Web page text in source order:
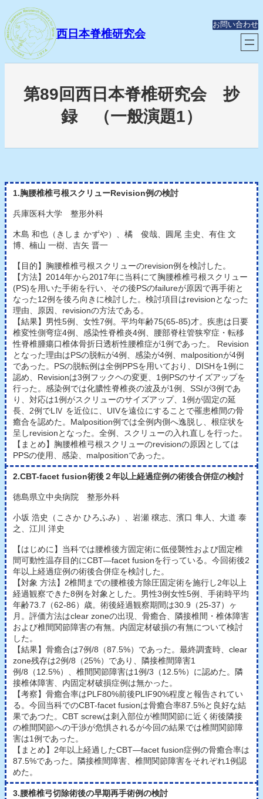
容
を
ス
キ
ッ
西日本脊椎研究会
お問い合わせ
第89回西日本脊椎研究会 抄
録 （一般演題1）
1.胸腰椎椎弓根スクリューRevision例の検討
兵庫医科大学 整形外科
木島 和也（きしま かずや）、橘 俊哉、圓尾 圭史、有住 文
博、楠山 一樹、吉矢 晋一
【目的】胸腰椎椎弓根スクリューのrevision例を検討した。
【方法】2014年から2017年に当科にて胸腰椎椎弓根スクリュー
(PS)を用いた手術を行い、その後PSのfailureが原因で再手術と
なった12例を後ろ向きに検討した。検討項目はrevisionとなった
理由、原因、revisionの方法である。
【結果】男性5例、女性7例。平均年齢75(65-85)才。疾患は日要
椎変性側弯症4例、感染性脊椎炎4例、腰部脊柱管狭窄症・転移
性脊椎腫瘍口椎体骨折日透析性腰椎症が1例であった。 Revision
となった理由はPSの脱転が4例、感染が4例、malpositionが4例
であった。PSの脱転例は全例PPSを用いており、DISHを1例に
認め、Revisionは3例フックヘの変更、1例PSのサイズアップを
行った。感染例では化膿性脊椎炎の波及が1例、SSIが3例であ
り、対応は1例がスクリューのサイズアップ、1例が固定の延
長、2例でLⅣ を近位に、UIVを遠位にすることで罹患椎間の骨
癒合を認めた。Malposition例では全例内側へ逸脱し、根症状を
呈しrevisionとなった。全例、スクリューの入れ直しを行った。
【まとめ】胸腰椎椎弓根スクリューのrevisionの原因としては
PPSの使用、感染、malpositionであった。
2.CBT-facet fusion術後２年以上経過症例の術後合併症の検討
徳島県立中央病院 整形外科
小坂 浩史（こさか ひろふみ）、岩瀬 穣志、濱口 隼人、大道 泰
之、江川 洋史
【はじめに】当科では腰椎後方固定術に低侵襲性および固定椎
間可動性温存目的にCBT―facet fusionを行っている。今回術後2
年以上経過症例の術後合併症を検討した。
【対象 方法】2椎間までの腰椎後方除圧固定術を施行し2年以上
経過観察できた8例を対象とした。男性3例女性5例、手術時平均
年齢73.7（62-86）歳。術後経過観察期間は30.9（25-37）ヶ
月。評価方法はclear zoneの出現、骨癒合、隣接椎間・椎体障害
および椎間関節障害の有無。内固定材破損の有無について検討
した。
【結果】骨癒合は7例/8（87.5%）であった。最終調査時、clear
zone残存は2例/8（25%）であり、隣接椎間障害1
例/8（12.5%）、椎間関節障害は1例/3（12.5%）に認めた。隣
接椎体障害、内固定材破損症例は無かった。
【考察】骨癒合率はPLF80%前後PLIF90%程度と報告されてい
る。今回当科でのCBT-facet fusionは骨癒合率87.5%と良好な結
果であつた。CBT screwは刺入部位が椎間関節に近く術後隣接
の椎間関節への干渉が危惧されるが今回の結果では椎間関節障
害は1例であった。
【まとめ】2年以上経過したCBT―facet fusion症例の骨癒合率は
87.5%であった。隣接椎間障害、椎間関節障害をそれぞれ1例認
めた。
3.腰椎椎弓切除術後の早期再手術例の検討